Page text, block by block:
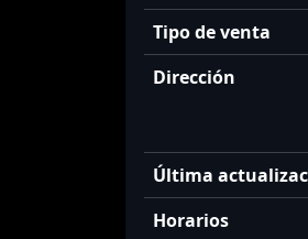
Tipo de venta
Dirección
Última
Horarios